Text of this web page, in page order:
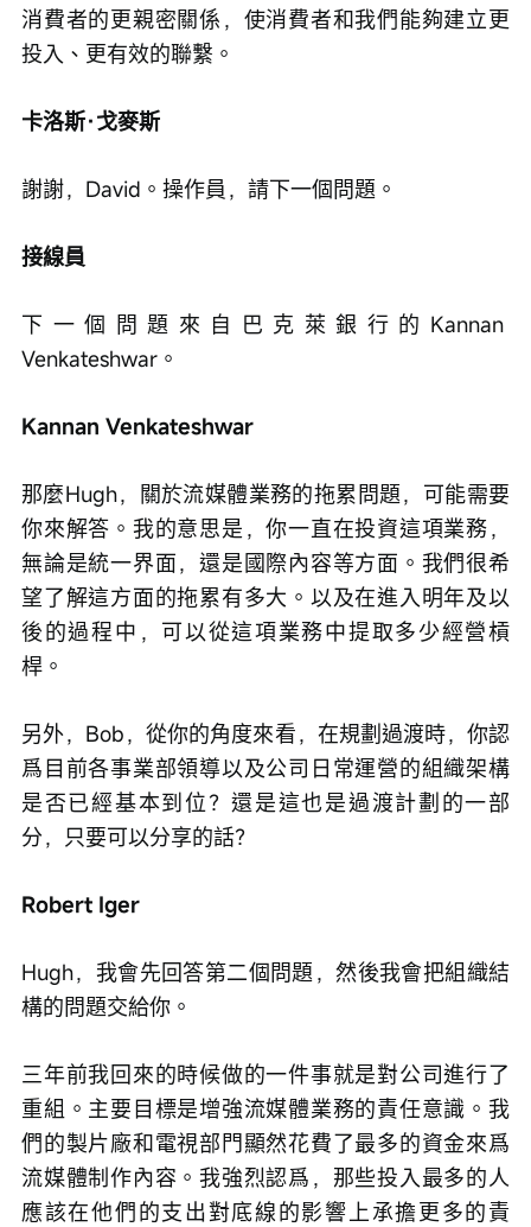
消費者的更親密關係，使消費者和我們能夠建立更
投入、更有效的聯繫。
卡洛斯·戈麥斯
謝謝，David。操作員，請下一個問題。
接線員
下一個問題來自巴克萊銀行的Kannan
Venkateshwar。
Kannan Venkateshwar
那麼Hugh，關於流媒體業務的拖累問題，可能需要
你來解答。我的意思是，你一直在投資這項業務，
無論是統一界面，還是國際內容等方面。我們很希
望了解這方面的拖累有多大。以及在進入明年及以
後的過程中，可以從這項業務中提取多少經營槓
桿。
另外，Bob，從你的角度來看，在規劃過渡時，你認
爲目前各事業部領導以及公司日常運營的組織架構
是否已經基本到位？還是這也是過渡計劃的一部
分，只要可以分享的話？
Robert Iger
Hugh，我會先回答第二個問題，然後我會把組織結
構的問題交給你。
三年前我回來的時候做的一件事就是對公司進行了
重組。主要目標是增強流媒體業務的責任意識。我
們的製片廠和電視部門顯然花費了最多的資金來爲
流媒體制作內容。我強烈認爲，那些投入最多的人
應該在他們的支出對底線的影響上承擔更多的責